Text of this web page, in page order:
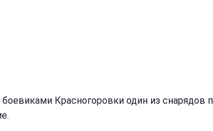
Красногоровки один из снарядов